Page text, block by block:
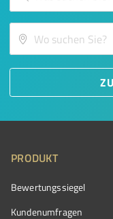
PRODUKT
Bewertungssiegel
Kundenumfragen